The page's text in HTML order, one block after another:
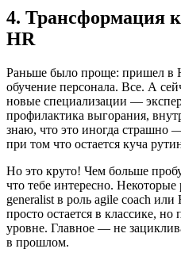
4. Трансформация
HR
Раньше было проще: пришел в
обучение персонала. Все. А
новые специализации —
профилактика выгорания,
знаю, что это иногда страшно
при том что остается куча
Но это круто! Чем больше
что тебе интересно. Некоторые
generalist в роль agile coach или
просто остается в классике, но
уровне. Главное — не
в прошлом.